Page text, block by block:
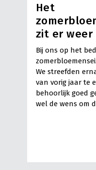
Het
zit er weer
Bij ons op het
We streefden
van vorig jaar te
behoorlijk goed
wel de wens om